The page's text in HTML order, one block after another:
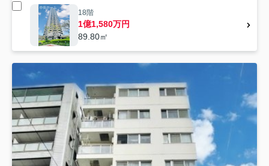
18階
1億1,580万円
89.80㎡